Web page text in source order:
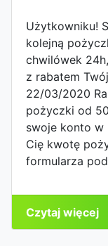
Użytkowniku!
kolejną
chwilówek
z rabatem
22/03/2020
pożyczki od
swoje konto w
Cię kwotę
formularza
Czytaj więcej